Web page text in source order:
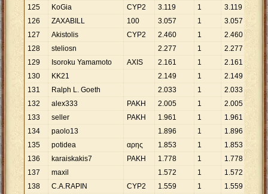
125
KoGia CYP2 3.119 1 3.119
126
ZAXABILL 100 3.057 1 3.057
127
Akistolis CYP2 2.460 1 2.460
128
steliosn 2.277 1 2.277
129
Isoroku Yamamoto AXIS 2.161 1 2.161
130
KK21 2.149 1 2.149
131
Ralph L. Goeth 2.033 1 2.033
132
alex333 ΡΑΚΗ 2.005 1 2.005
133
seller ΡΑΚΗ 1.961 1 1.961
134
paolo13 1.896 1 1.896
135
potidea αρης 1.853 1 1.853
136
karaiskakis7 ΡΑΚΗ 1.778 1 1.778
137
maxil 1.572 1 1.572
138
C.A.RAPIN CYP2 1.559 1 1.559